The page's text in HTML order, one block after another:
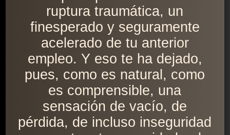
ruptura traumática, un
finesperado y seguramente
acelerado de tu anterior
empleo. Y eso te ha dejado,
pues, como es natural, como
es comprensible, una
sensación de vacío, de
pérdida, de incluso inseguridad